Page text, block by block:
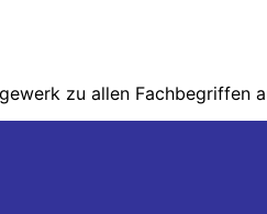
zu allen Fachbegriffen